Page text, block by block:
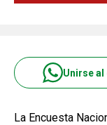
Unirse al
La Encuesta